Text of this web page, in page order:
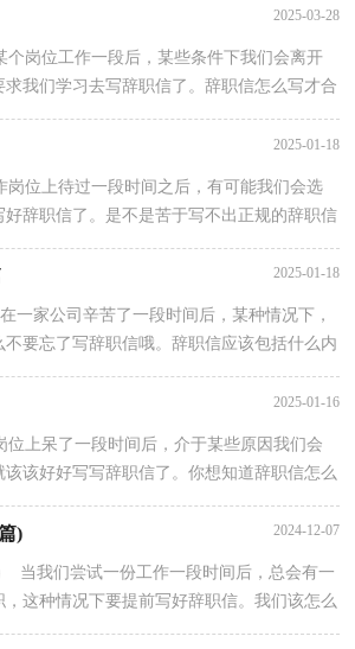
2025-03-28
岗位工作一段后，某些条件下我们会离开
我们学习去写辞职信了。辞职信怎么写才合
整理的保安员工辞职信，欢迎...
2025-01-18
位上待过一段时间之后，有可能我们会选
辞职信了。是不是苦于写不出正规的辞职信
2025-01-18
家公司辛苦了一段时间后，某种情况下，
要忘了写辞职信哦。辞职信应该包括什么内
理的代课教师辞职信，希望能...
2025-01-16
上呆了一段时间后，介于某些原因我们会
该好好写写辞职信了。你想知道辞职信怎么
) 2024-12-07
当我们尝试一份工作一段时间后，总会有一
这种情况下要提前写好辞职信。我们该怎么
编帮大家整理的销售人员辞...